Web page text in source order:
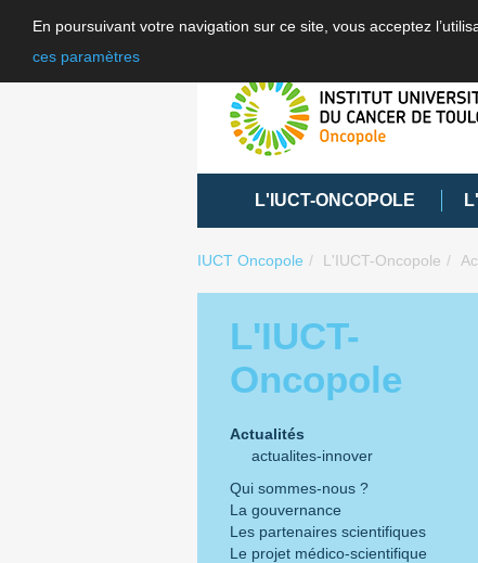
En poursuivant votre navigation sur ce site, vous acceptez
ces paramètres
L'IUCT-ONCOPOLE
IUCT Oncopole L'IUCT-Oncopole
L'IUCT-
Oncopole
Actualités
actualites-innover
Qui sommes-nous ?
La gouvernance
Les partenaires scientifiques
Le projet médico-scientifique